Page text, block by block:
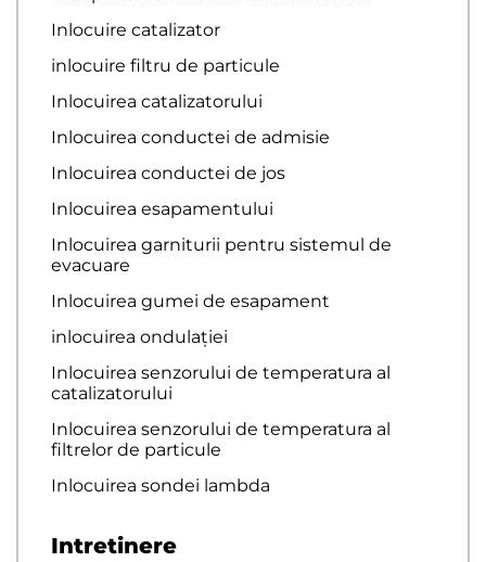
Inlocuire catalizator
inlocuire filtru de particule
Inlocuirea catalizatorului
Inlocuirea conductei de admisie
Inlocuirea conductei de jos
Inlocuirea esapamentului
Inlocuirea garniturii pentru sistemul de
evacuare
Inlocuirea gumei de esapament
inlocuirea ondulației
Inlocuirea senzorului de temperatura al
catalizatorului
Inlocuirea senzorului de temperatura al
filtrelor de particule
Inlocuirea sondei lambda
Intretinere